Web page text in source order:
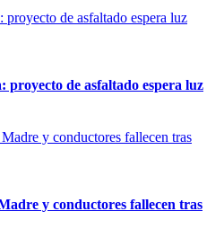
de asfaltado espera luz
y conductores fallecen tras